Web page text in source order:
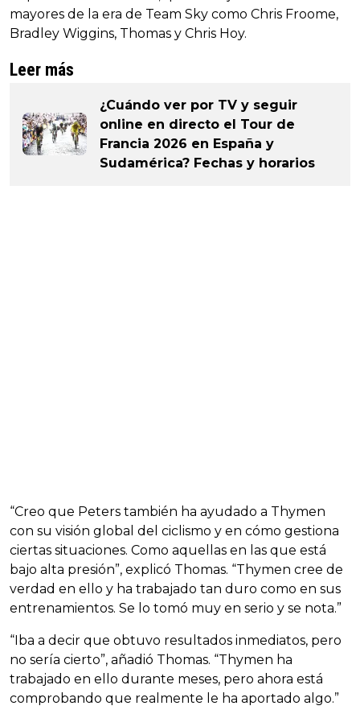
mayores de la era de Team Sky como Chris Froome,
Bradley Wiggins, Thomas y Chris Hoy.
Leer más
¿Cuándo ver por TV y seguir
online en directo el Tour de
Francia 2026 en España y
Sudamérica? Fechas y horarios
“Creo que Peters también ha ayudado a Thymen
con su visión global del ciclismo y en cómo gestiona
ciertas situaciones. Como aquellas en las que está
bajo alta presión”, explicó Thomas. “Thymen cree de
verdad en ello y ha trabajado tan duro como en sus
entrenamientos. Se lo tomó muy en serio y se nota.”
“Iba a decir que obtuvo resultados inmediatos, pero
no sería cierto”, añadió Thomas. “Thymen ha
trabajado en ello durante meses, pero ahora está
comprobando que realmente le ha aportado algo.”